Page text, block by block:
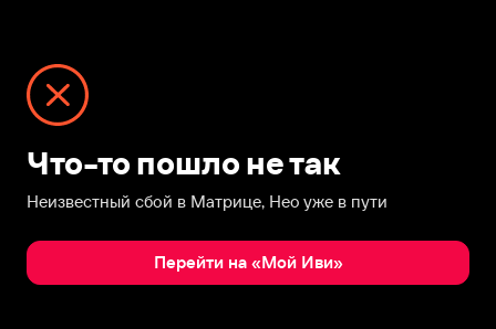
Что-то пошло не так
Неизвестный сбой в Матрице, Нео уже в пути
Перейти на «Мой Иви»